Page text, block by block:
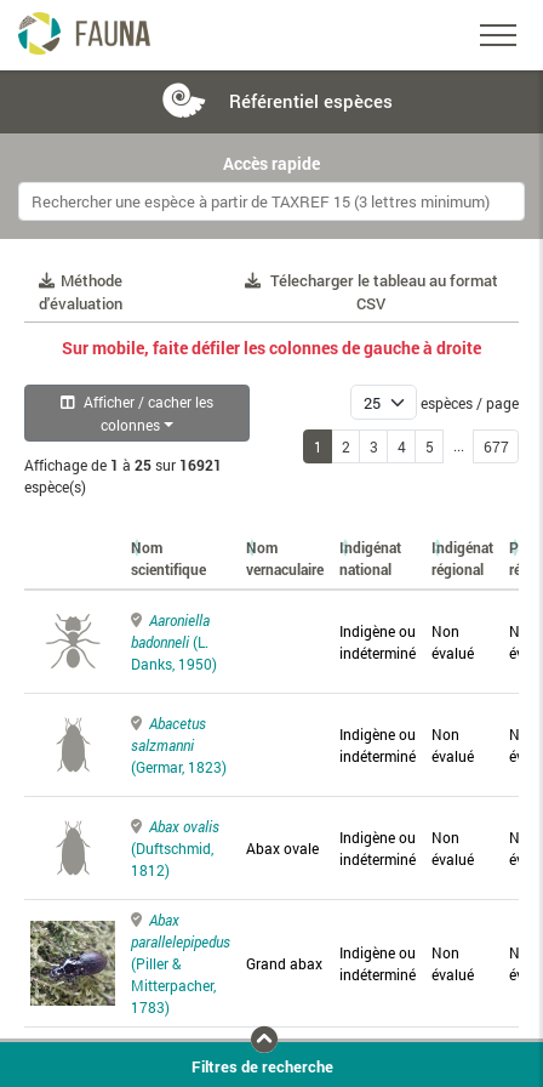
Référentiel espèces
Accès rapide
Méthode
d'évaluation
Télecharger le tableau au format
CSV
Sur mobile, faite défiler les colonnes de gauche à droite
Afficher / cacher les
colonnes
Affichage de 1 à 25sur 16921
espèce(s)
espèces / page
1 2 3 4 5 ... 677
Nom
scientifique
Nom
vernaculaire
Indigénat
national
Indigénat
régional
Aaroniella
badonneli(L.
Danks, 1950)
Indigène ou
indéterminé
Non
évalué
Non
Abacetus
salzmanni
(Germar, 1823)
Indigène ou
indéterminé
Non
évalué
Non
Abax ovalis
(Duftschmid,
1812)
Abax ovale
Indigène ou
indéterminé
Non
évalué
Non
Abax
parallelepipedus
(Piller &
Mitterpacher,
1783)
Grand abax
Indigène ou
indéterminé
Non
évalué
Non
Abax
Abax
Filtres de recherche